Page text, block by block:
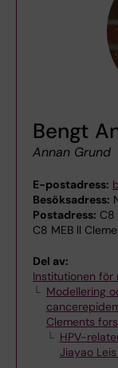
Bengt
Annan Grund
E-postadress:
Besöksadress:
Postadress: C8
C8 MEB ll
Del av:
Institutionen för
Modellering
Clements
HPV-
Jiayao